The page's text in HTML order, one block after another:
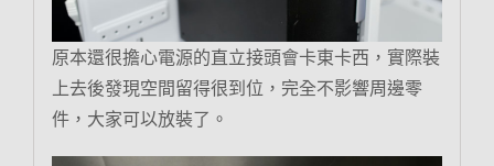
原本還很擔心電源的直立接頭會卡東卡西，實際裝
上去後發現空間留得很到位，完全不影響周邊零
件，大家可以放裝了。